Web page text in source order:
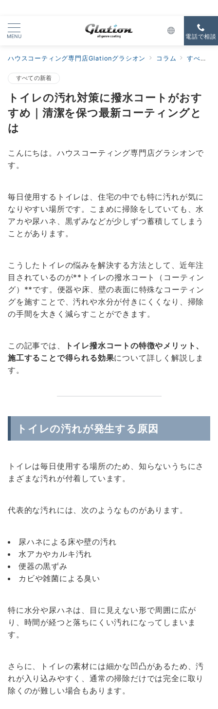
MENU 電話で相談
ハウスコーティング専門店Glationグラシオン コラム すべての新着
すべての新着
トイレの汚れ対策に撥水コートがおす
すめ｜清潔を保つ最新コーティングと
は
こんにちは。ハウスコーティング専門店グラシオンで
す。
毎日使用するトイレは、住宅の中でも特に汚れが気に
なりやすい場所です。こまめに掃除をしていても、水
アカや尿ハネ、黒ずみなどが少しずつ蓄積してしまう
ことがあります。
こうしたトイレの悩みを解決する方法として、近年注
目されているのが**トイレの撥水コート（コーティン
グ）**です。便器や床、壁の表面に特殊なコーティン
グを施すことで、汚れや水分が付きにくくなり、掃除
の手間を大きく減らすことができます。
この記事では、
トイレ撥水コートの特徴やメリット、
施工することで得られる効果について詳しく解説しま
す。
トイレの汚れが発生する原因
トイレは毎日使用する場所のため、知らないうちにさ
まざまな汚れが付着しています。
代表的な汚れには、次のようなものがあります。
尿ハネによる床や壁の汚れ
水アカやカルキ汚れ
便器の黒ずみ
カビや雑菌による臭い
特に水分や尿ハネは、目に見えない形で周囲に広が
り、時間が経つと落ちにくい汚れになってしまいま
す。
さらに、トイレの素材には細かな凹凸があるため、汚
れが入り込みやすく、通常の掃除だけでは完全に取り
除くのが難しい場合もあります。